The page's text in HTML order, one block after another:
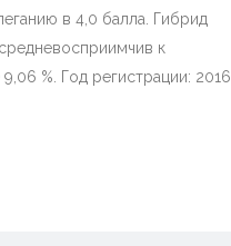
в 4,0 балла. Гибрид
к
%. Год регистрации: 2016.